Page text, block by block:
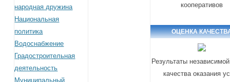
народная дружина
Национальная
политика
Водоснабжение
Градостроительная
деятельность
Муниципальный
кооперативов
ОЦЕНКА
Результаты
качества оказания